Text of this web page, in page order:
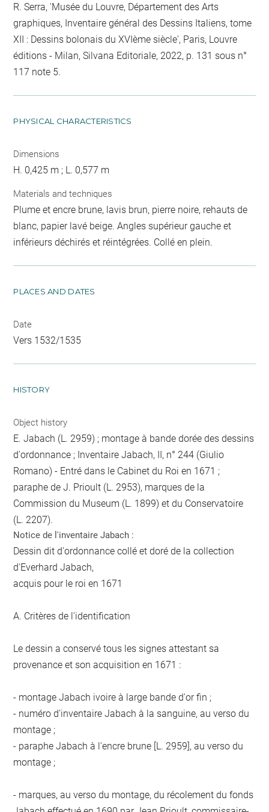
R. Serra, 'Musée du Louvre, Département des Arts
graphiques, Inventaire général des Dessins Italiens, tome
XII : Dessins bolonais du XVIème siècle', Paris, Louvre
éditions - Milan, Silvana Editoriale, 2022, p. 131 sous n°
117 note 5.
PHYSICAL CHARACTERISTICS
Dimensions
H. 0,425 m ; L. 0,577 m
Materials and techniques
Plume et encre brune, lavis brun, pierre noire, rehauts de
blanc, papier lavé beige. Angles supérieur gauche et
inférieurs déchirés et réintégrées. Collé en plein.
PLACES AND DATES
Date
Vers 1532/1535
HISTORY
Object history
E. Jabach (L. 2959) ; montage à bande dorée des dessins
d'ordonnance ; Inventaire Jabach, II, n° 244 (Giulio
Romano) - Entré dans le Cabinet du Roi en 1671 ;
paraphe de J. Prioult (L. 2953), marques de la
Commission du Museum (L. 1899) et du Conservatoire
(L. 2207).
Notice de l'inventaire Jabach :
Dessin dit d'ordonnance collé et doré de la collection
d'Everhard Jabach,
acquis pour le roi en 1671
A. Critères de l'identification
Le dessin a conservé tous les signes attestant sa
provenance et son acquisition en 1671 :
- montage Jabach ivoire à large bande d'or fin ;
- numéro d'inventaire Jabach à la sanguine, au verso du
montage ;
- paraphe Jabach à l'encre brune [L. 2959], au verso du
montage ;
- marques, au verso du montage, du récolement du fonds